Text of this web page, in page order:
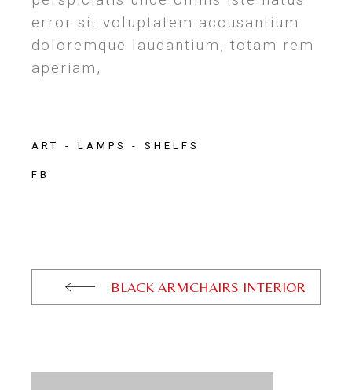
error sit voluptatem accusantium
doloremque laudantium, totam rem
aperiam,
ART LAMPS SHELFS
FB
BLACK ARMCHAIRS INTERIOR